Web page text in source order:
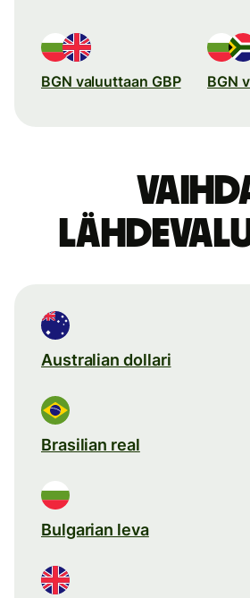
BGN valuuttaan GBP BGN
Australian dollari
Brasilian real
Bulgarian leva